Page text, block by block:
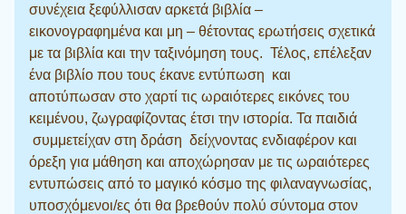
συνέχεια ξεφύλλισαν αρκετά βιβλία –
εικονογραφημένα και μη – θέτοντας ερωτήσεις σχετικά
με τα βιβλία και την ταξινόμηση τους. Τέλος, επέλεξαν
ένα βιβλίο που τους έκανε εντύπωση και
αποτύπωσαν στο χαρτί τις ωραιότερες εικόνες του
κειμένου, ζωγραφίζοντας έτσι την ιστορία. Τα παιδιά
συμμετείχαν στη δράση δείχνοντας ενδιαφέρον και
όρεξη για μάθηση και αποχώρησαν με τις ωραιότερες
εντυπώσεις από το μαγικό κόσμο της φιλαναγνωσίας,
υποσχόμενοι/ες ότι θα βρεθούν πολύ σύντομα στον